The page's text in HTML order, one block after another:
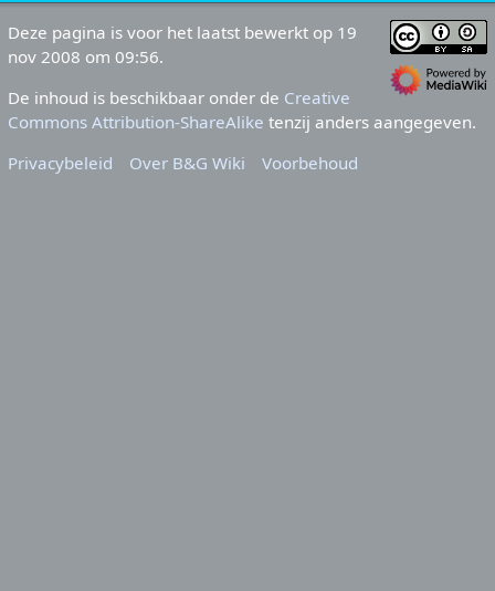
Deze pagina is voor het laatst bewerkt op 19
nov 2008 om 09:56.
De inhoud is beschikbaar onder de Creative
Commons Attribution-ShareAlike tenzij anders aangegeven.
Privacybeleid
Over B&G Wiki Voorbehoud